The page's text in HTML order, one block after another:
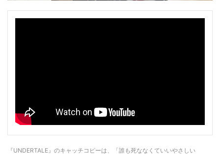
『UNDERTALE』のキャッチコピーは、「誰も死ななくていいやさしい